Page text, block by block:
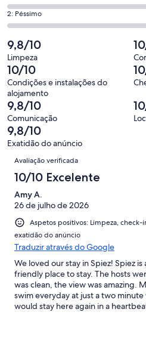
“Excelente”.
40
de
44
avaliações.
que
significa
4
de
44
avaliações.
o
que
significa
“Razoável”.
0
de
44
avaliações.
de
4,
que
significa
“Mau”.
0
de
44
avaliações.
Pontuação
de
2,
o
que
significa
“Péssimo”.
0
de
44
avaliações.
2: Péssimo
9,8/10
Limpeza
10/10
Condições e instalações do
alojamento
9,8/10
Comunicação
9,8/10
Exatidão do anúncio
Avaliações
Avaliação verificada
10/10 Excelente
Amy A.
26 de julho de 2026
Aspetos positivos: Limpeza, check-
exatidão do anúncio
Traduzir através do Google
We loved our stay in Spiez! Spiez
friendly place to stay. The hosts
was clean, the view was amazing.
swim everyday at just a two
would stay here again in a